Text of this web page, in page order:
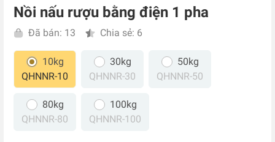
Nồi nấu rượu bằng điện 1 pha
Đã bán: 13 Chia sẻ: 6
10kg
QHNNR-10
30kg
QHNNR-30
50kg
QHNNR-50
80kg
QHNNR-80
100kg
QHNNR-100